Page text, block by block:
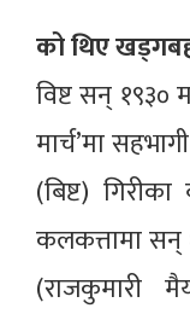
को थिए
विष्ट सन् १९३०
मार्च’मा
(बिष्ट)
कलकत्तामा सन्
(राजकुमारी